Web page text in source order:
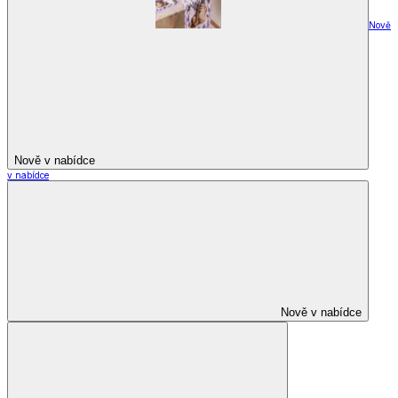
Nově v nabídce
Nově
v nabídce
Nově v nabídce